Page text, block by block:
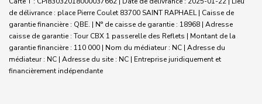
de délivrance : place Pierre Coulet 83700 SAINT RAPHAEL | Caisse de
garantie financière : QBE. | N° de caisse de garantie : 18968 | Adresse
caisse de garantie : Tour CBX 1 passerelle des Reflets | Montant de la
garantie financière : 110 000 | Nom du médiateur : NC | Adresse du
médiateur : NC | Adresse du site : NC | Entreprise juridiquement et
financièrement indépendante